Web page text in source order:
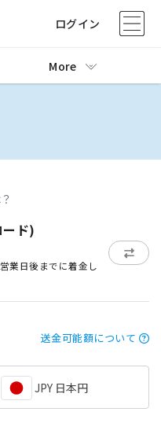
ログイン
More
ド)
業日後までに着金し
送金可能額について
JPY 日本円